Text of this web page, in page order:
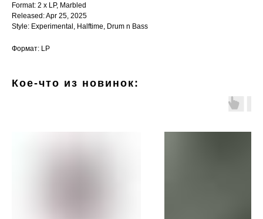
Format: 2 x LP, Marbled
Released: Apr 25, 2025
Style: Experimental, Halftime, Drum n Bass
Формат: LP
Кое-что из новинок: